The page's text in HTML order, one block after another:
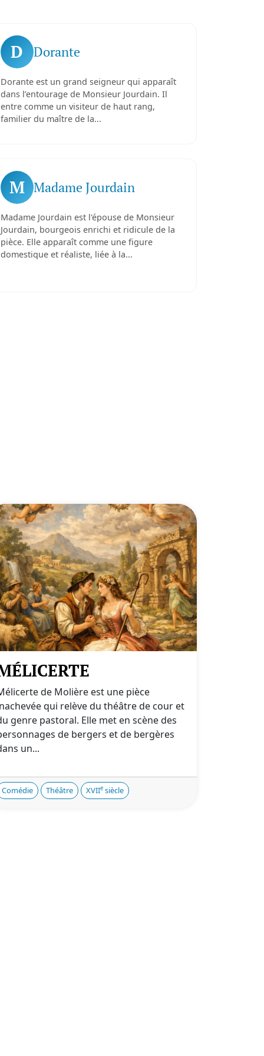
D Dorante
Dorante est un grand seigneur qui apparaît
dans l’entourage de Monsieur Jourdain. Il
entre comme un visiteur de haut rang,
familier du maître de la...
M Madame Jourdain
Madame Jourdain est l'épouse de Monsieur
Jourdain, bourgeois enrichi et ridicule de la
pièce. Elle apparaît comme une figure
domestique et réaliste, liée à la...
de Molière est une pièce
qui relève du théâtre de cour et
genre pastoral. Elle met en scène des
de bergers et de bergères
un...
Comédie Théâtre XVIIe siècle